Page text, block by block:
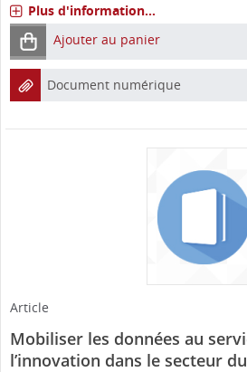
Plus d'information...
Ajouter au panier
Document numérique
Article
Mobiliser les données au
l’innovation dans le secteur